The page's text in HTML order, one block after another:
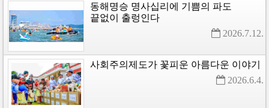
동해명승 명사십리에 기쁨의 파도
끝없이
출렁인다
2026.7.12.
사회주의제도가 꽃피운 아름다운 이야기
2026.6.4.